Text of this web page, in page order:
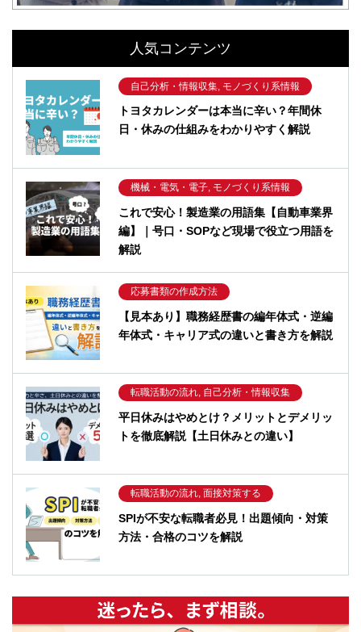
人気コンテンツ
自己分析・情報収集, モノづくり系情報
トヨタカレンダーは本当に辛い？年間休
日・休みの仕組みをわかりやすく解説
機械・電気・電子, モノづくり系情報
これで安心！製造業の用語集【自動車業界
編】｜号口・SOPなど現場で役立つ用語を
解説
応募書類の作成方法
【見本あり】職務経歴書の編年体式・逆編
年体式・キャリア式の違いと書き方を解説
転職活動の流れ, 自己分析・情報収集
平日休みはやめとけ？メリットとデメリッ
トを徹底解説【土日休みとの違い】
転職活動の流れ, 面接対策する
SPIが不安な転職者必見！出題傾向・対策
方法・合格のコツを解説